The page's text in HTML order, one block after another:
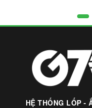
HỆ THỐNG LỐP -